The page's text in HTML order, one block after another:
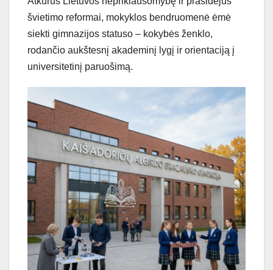
švietimo reformai, mokyklos bendruomenė ėmė
siekti gimnazijos statuso – kokybės ženklo,
rodančio aukštesnį akademinį lygį ir orientaciją į
universitetinį paruošimą.